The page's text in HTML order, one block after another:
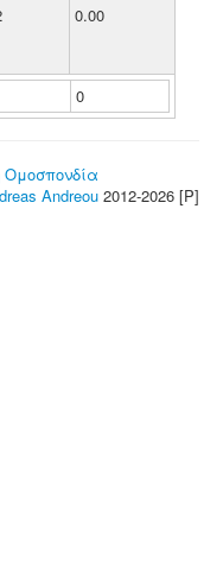
0.00
0
Ομοσπονδία
Andreou 2012-2026 [P]